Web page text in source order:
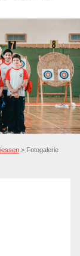
> Fotogalerie